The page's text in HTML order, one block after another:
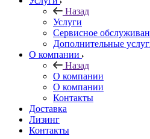
Назад
Услуги
Сервисное
Дополнительные
О компании
Назад
О компании
О компании
Контакты
Доставка
Лизинг
Контакты